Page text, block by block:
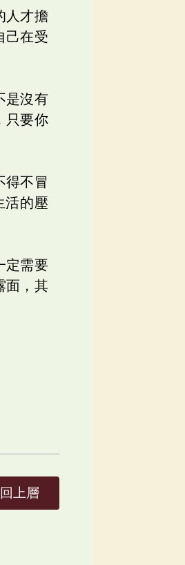
人才擔
己在受
是沒有
只要你
得不冒
活的壓
定需要
面，其
回上層